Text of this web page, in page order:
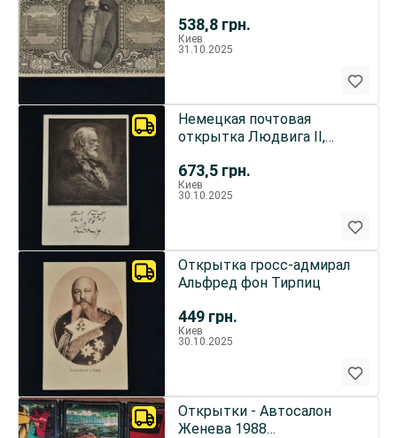
538,8 грн.
Киев
31.10.2025
673,5 грн.
Немецкая почтовая
открытка Людвига II,
Киев
30.10.2025
449 грн.
Открытка гросс-адмирал
Альфред фон Тирпиц
Киев
30.10.2025
Открытки - Автосалон
Женева 1988